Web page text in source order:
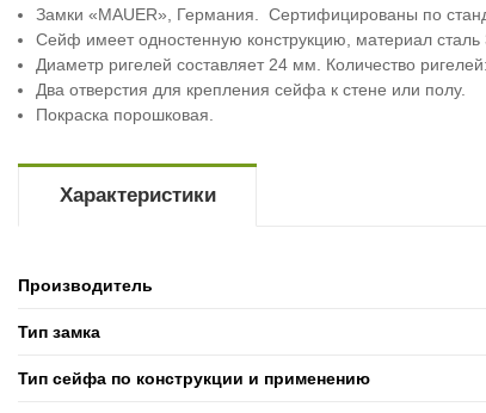
Замки «MAUER», Германия. Сертифицированы по
Сейф имеет одностенную конструкцию, материал cталь
Диаметр ригелей составляет 24 мм. Количество
Два отверстия для крепления сейфа к стене или полу.
Покраска порошковая.
Характеристики
Производитель
Тип замка
Тип сейфа по конструкции и применению